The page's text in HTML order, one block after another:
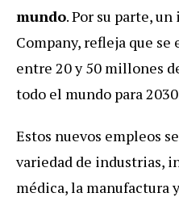
mundo. Por su parte,
Company, refleja que se
entre 20 y 50 millones
todo el mundo para
Estos nuevos empleos
variedad de industrias,
médica, la manufactura